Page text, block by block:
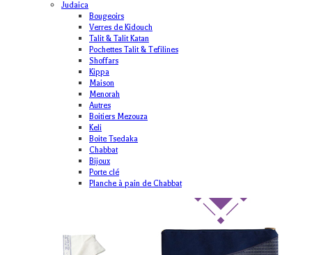
Judaica
Bougeoirs
Verres de Kidouch
Talit & Talit Katan
Pochettes Talit & Tefilines
Shoffars
Kippa
Maison
Menorah
Autres
Boitiers Mezouza
Keli
Boite Tsedaka
Chabbat
Bijoux
Porte clé
Planche à pain de Chabbat